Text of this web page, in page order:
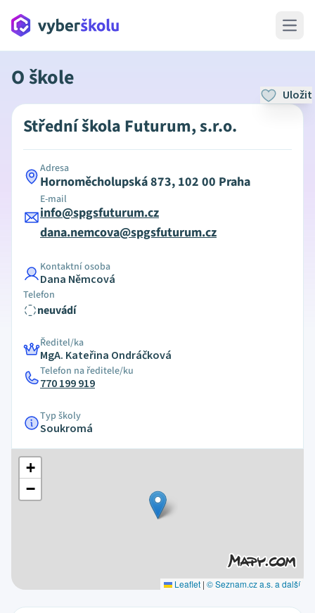
Open
O škole
Uložit
Střední škola Futurum, s.r.o.
Adresa
Hornoměcholupská 873, 102 00 Praha
E-mail
info@spgsfuturum.cz
dana.nemcova@spgsfuturum.cz
Kontaktní osoba
Dana Němcová
Telefon
neuvádí
Ředitel/ka
MgA. Kateřina Ondráčková
Telefon na ředitele/ku
770 199 919
Typ školy
Soukromá
+
−
Leaflet | © Seznam.cz a.s. a další